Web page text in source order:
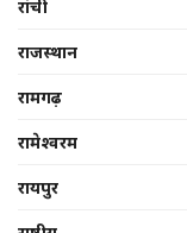
रांची
राजस्थान
रामगढ़
रामेश्वरम
रायपुर